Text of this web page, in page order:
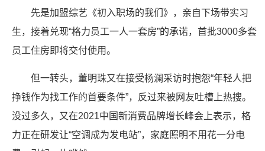
先是加盟综艺《初入职场的我们》，亲自下场带实习
生，接着兑现“格力员工一人一套房”的承诺，首批3000多套
员工住房即将交付使用。
但一转头，董明珠又在接受杨澜采访时抱怨“年轻人把
挣钱作为找工作的首要条件”，反过来被网友吐槽上热搜。
没过多久，又在2021中国新消费品牌增长峰会上表示，格
力正在研发让“空调成为发电站”，家庭照明不用花一分电